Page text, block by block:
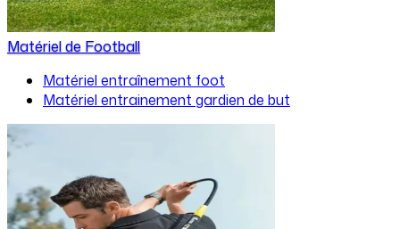
Matériel de Football
Matériel entraînement foot
Matériel entrainement gardien de but